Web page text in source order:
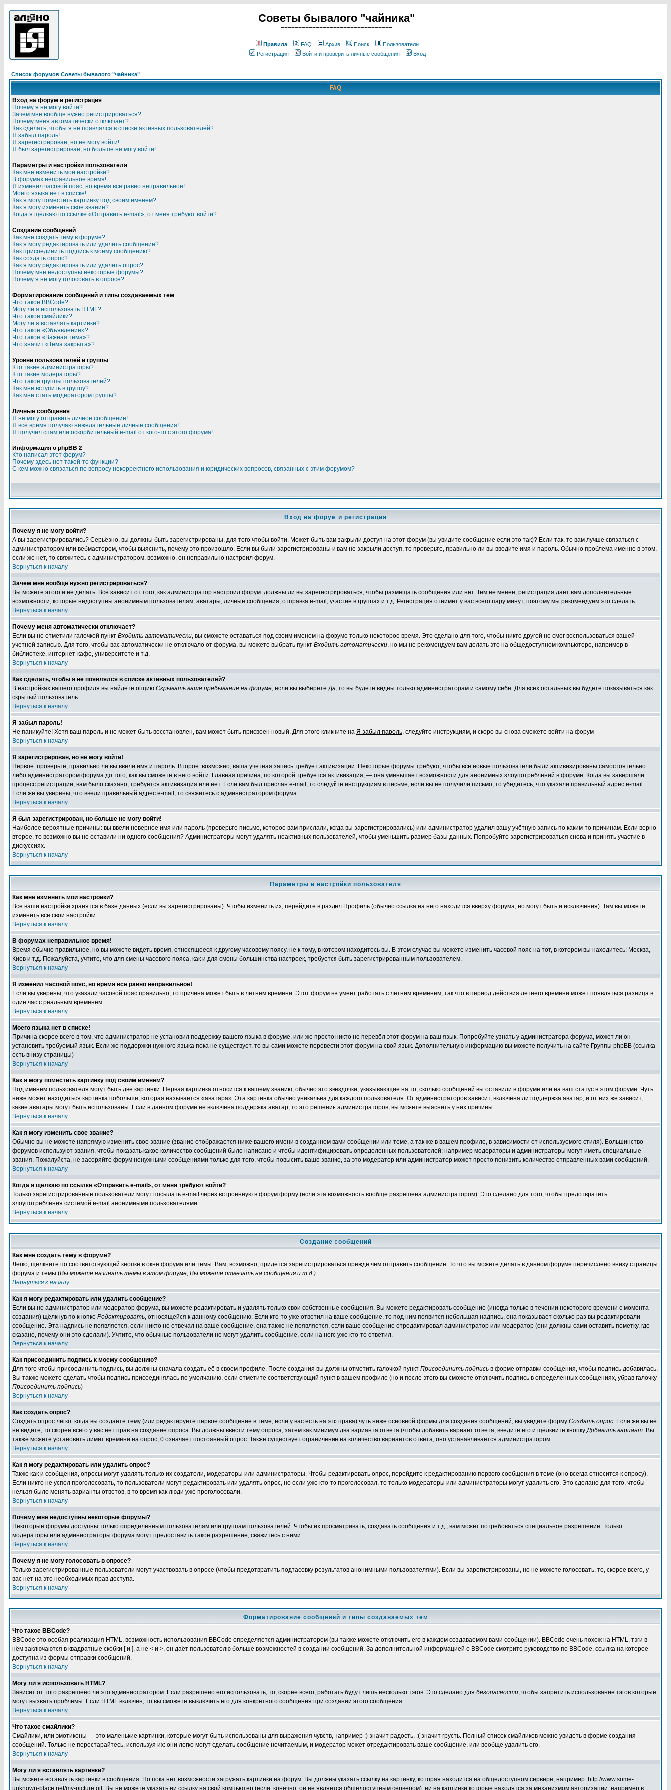
Советы бывалого "чайника"
================================
Правила FAQ Архив Поиск
Пользователи
Регистрация
Войти и проверить личные сообщения Вход
Список форумов Советы бывалого "чайника"
FAQ
Вход на форум и регистрация
Почему я не могу войти?
Зачем мне вообще нужно регистрироваться?
Почему меня автоматически отключает?
Как сделать, чтобы я не появлялся в списке активных пользователей?
Я забыл пароль!
Я зарегистрирован, но не могу войти!
Я был зарегистрирован, но больше не могу войти!
Параметры и настройки пользователя
Как мне изменить мои настройки?
В форумах неправильное время!
Я изменил часовой пояс, но время все равно неправильное!
Моего языка нет в списке!
Как я могу поместить картинку под своим именем?
Как я могу изменить свое звание?
Когда я щёлкаю по ссылке «Отправить e-mail», от меня требуют войти?
Создание сообщений
Как мне создать тему в форуме?
Как я могу редактировать или удалить сообщение?
Как присоединить подпись к моему сообщению?
Как создать опрос?
Как я могу редактировать или удалить опрос?
Почему мне недоступны некоторые форумы?
Почему я не могу голосовать в опросе?
Форматирование сообщений и типы создаваемых тем
Что такое BBCode?
Могу ли я использовать HTML?
Что такое смайлики?
Могу ли я вставлять картинки?
Что такое «Объявление»?
Что такое «Важная тема»?
Что значит «Тема закрыта»?
Уровни пользователей и группы
Кто такие администраторы?
Кто такие модераторы?
Что такое группы пользователей?
Как мне вступить в группу?
Как мне стать модератором группы?
Личные сообщения
Я не могу отправить личное сообщение!
Я всё время получаю нежелательные личные сообщения!
Я получил спам или оскорбительный e-mail от кого-то с этого форума!
Информация о phpBB 2
Кто написал этот форум?
Почему здесь нет такой-то функции?
С кем можно связаться по вопросу некорректного использования и юридических вопросов, связанных с этим форумом?
Вход на форум и регистрация
Почему я не могу войти?
А вы зарегистрировались? Серьёзно, вы должны быть зарегистрированы, для того чтобы войти. Может быть вам закрыли доступ на этот форум (вы увидите сообщение если это так)? Если так, то вам лучше связаться с
администратором или вебмастером, чтобы выяснить, почему это произошло. Если вы были зарегистрированы и вам не закрыли доступ, то проверьте, правильно ли вы вводите имя и пароль. Обычно проблема именно в этом,
если же нет, то свяжитесь с администратором, возможно, он неправильно настроил форум.
Вернуться к началу
Зачем мне вообще нужно регистрироваться?
Вы можете этого и не делать. Всё зависит от того, как администратор настроил форум: должны ли вы зарегистрироваться, чтобы размещать сообщения или нет. Тем не менее, регистрация дает вам дополнительные
возможности, которые недоступны анонимным пользователям: аватары, личные сообщения, отправка e-mail, участие в группах и т.д. Регистрация отнимет у вас всего пару минут, поэтому мы рекомендуем это сделать.
Вернуться к началу
Почему меня автоматически отключает?
Если вы не отметили галочкой пункт Входить автоматически, вы сможете оставаться под своим именем на форуме только некоторое время. Это сделано для того, чтобы никто другой не смог воспользоваться вашей
учетной записью. Для того, чтобы вас автоматически не отключало от форума, вы можете выбрать пункт Входить автоматически, но мы не рекомендуем вам делать это на общедоступном компьютере, например в
библиотеке, интернет-кафе, университете и т.д.
Вернуться к началу
Как сделать, чтобы я не появлялся в списке активных пользователей?
В настройках вашего профиля вы найдете опцию Скрывать ваше пребывание на форуме, если вы выберетеДа, то вы будете видны только администраторам и самому себе. Для всех остальных вы будете показываться как
скрытый пользователь.
Вернуться к началу
Я забыл пароль!
Не паникуйте! Хотя ваш пароль и не может быть восстановлен, вам может быть присвоен новый. Для этого кликните на Я забыл пароль, следуйте инструкциям, и скоро вы снова сможете войти на форум
Вернуться к началу
Я зарегистрирован, но не могу войти!
Первое: проверьте, правильно ли вы ввели имя и пароль. Второе: возможно, ваша учетная запись требует активизации. Некоторые форумы требуют, чтобы все новые пользователи были активизированы самостоятельно
либо администратором форума до того, как вы сможете в него войти. Главная причина, по которой требуется активизация, — она уменьшает возможности для анонимных злоупотреблений в форуме. Когда вы завершали
процесс регистрации, вам было сказано, требуется активизация или нет. Если вам был прислан e-mail, то следуйте инструкциям в письме, если вы не получили письмо, то убедитесь, что указали правильный адрес e-mail.
Если же вы уверены, что ввели правильный адрес e-mail, то свяжитесь с администратором форума.
Вернуться к началу
Я был зарегистрирован, но больше не могу войти!
Наиболее вероятные причины: вы ввели неверное имя или пароль (проверьте письмо, которое вам прислали, когда вы зарегистрировались) или администратор удалил вашу учётную запись по каким-то причинам. Если верно
второе, то возможно вы не оставили ни одного сообщения? Администраторы могут удалять неактивных пользователей, чтобы уменьшить размер базы данных. Попробуйте зарегистрироваться снова и принять участие в
дискуссиях.
Вернуться к началу
Параметры и настройки пользователя
Как мне изменить мои настройки?
Все ваши настройки хранятся в базе данных (если вы зарегистрированы). Чтобы изменить их, перейдите в раздел Профиль (обычно ссылка на него находится вверху форума, но могут быть и исключения). Там вы можете
изменить все свои настройки
Вернуться к началу
В форумах неправильное время!
Время обычно правильное, но вы можете видеть время, относящееся к другому часовому поясу, не к тому, в котором находитесь вы. В этом случае вы можете изменить часовой пояс на тот, в котором вы находитесь: Москва,
Киев и т.д. Пожалуйста, учтите, что для смены часового пояса, как и для смены большинства настроек, требуется быть зарегистрированным пользователем.
Вернуться к началу
Я изменил часовой пояс, но время все равно неправильное!
Если вы уверены, что указали часовой пояс правильно, то причина может быть в летнем времени. Этот форум не умеет работать с летним временем, так что в период действия летнего времени может появляться разница в
один час с реальным временем.
Вернуться к началу
Моего языка нет в списке!
Причина скорее всего в том, что администратор не установил поддержку вашего языка в форуме, или же просто никто не перевёл этот форум на ваш язык. Попробуйте узнать у администратора форума, может ли он
установить требуемый язык. Если же поддержки нужного языка пока не существует, то вы сами можете перевести этот форум на свой язык. Дополнительную информацию вы можете получить на сайте Группы phpBB (ссылка
есть внизу страницы)
Вернуться к началу
Как я могу поместить картинку под своим именем?
Под именем пользователя могут быть две картинки. Первая картинка относится к вашему званию, обычно это звёздочки, указывающие на то, сколько сообщений вы оставили в форуме или на ваш статус в этом форуме. Чуть
ниже может находиться картинка побольше, которая называется «аватара». Эта картинка обычно уникальна для каждого пользователя. От администраторов зависит, включена ли поддержка аватар, и от них же зависит,
какие аватары могут быть использованы. Если в данном форуме не включена поддержка аватар, то это решение администраторов, вы можете выяснить у них причины.
Вернуться к началу
Как я могу изменить свое звание?
Обычно вы не можете напрямую изменить свое звание (звание отображается ниже вашего имени в созданном вами сообщении или теме, а так же в вашем профиле, в зависимости от используемого стиля). Большинство
форумов используют звания, чтобы показать какое количество сообщений было написано и чтобы идентифицировать определенных пользователей: например модераторы и администраторы могут иметь специальные
звания. Пожалуйста, не засоряйте форум ненужными сообщениями только для того, чтобы повысить ваше звание, за это модератор или администратор может просто понизить количество отправленных вами сообщений.
Вернуться к началу
Когда я щёлкаю по ссылке «Отправить e-mail», от меня требуют войти?
Только зарегистрированные пользователи могут посылать e-mail через встроенную в форум форму (если эта возможность вообще разрешена администратором). Это сделано для того, чтобы предотвратить
злоупотребления системой e-mail анонимными пользователями.
Вернуться к началу
Создание сообщений
Как мне создать тему в форуме?
Легко, щёлкните по соответствующей кнопке в окне форума или темы. Вам, возможно, придется зарегистрироваться прежде чем отправить сообщение. То что вы можете делать в данном форуме перечислено внизу страницы
форума и темы (Вы можете начинать темы в этом форуме, Вы можете отвечать на сообщения и т.д.)
Вернуться к началу
Как я могу редактировать или удалить сообщение?
Если вы не администратор или модератор форума, вы можете редактировать и удалять только свои собственные сообщения. Вы можете редактировать сообщение (иногда только в течении некоторого времени с момента
создания) щёлкнув по кнопке Редактировать, относящейся к данному сообщению. Если кто-то уже ответил на ваше сообщение, то под ним появится небольшая надпись, она показывает сколько раз вы редактировали
сообщение. Эта надпись не появляется, если никто не отвечал на ваше сообщение, она также не появляется, если ваше сообщение отредактировал администратор или модератор (они должны сами оставить пометку, где
сказано, почему они это сделали). Учтите, что обычные пользователи не могут удалить сообщение, если на него уже кто-то ответил.
Вернуться к началу
Как присоединить подпись к моему сообщению?
Для того чтобы присоединить подпись, вы должны сначала создать её в своем профиле. После создания вы должны отметить галочкой пункт Присоединить подпись в форме отправки сообщения, чтобы подпись добавилась.
Вы также можете сделать чтобы подпись присоединялась по умолчанию, если отметите соответствующий пункт в вашем профиле (но и после этого вы сможете отключить подпись в определенных сообщениях, убрав галочку
Присоединить подпись)
Вернуться к началу
Как создать опрос?
Создать опрос легко: когда вы создаёте тему (или редактируете первое сообщение в теме, если у вас есть на это права) чуть ниже основной формы для создания сообщений, вы увидите форму Создать опрос. Если же вы её
не видите, то скорее всего у вас нет прав на создание опроса. Вы должны ввести тему опроса, затем как минимум два варианта ответа (чтобы добавить вариант ответа, введите его и щёлкните кнопкуДобавить вариант. Вы
также можете установить лимит времени на опрос, 0 означает постоянный опрос. Также существует ограничение на количество вариантов ответа, оно устанавливается администратором.
Вернуться к началу
Как я могу редактировать или удалить опрос?
Также как и сообщения, опросы могут удалять только их создатели, модераторы или администраторы. Чтобы редактировать опрос, перейдите к редактированию первого сообщения в теме (оно всегда относится к опросу).
Если никто не успел проголосовать, то пользователи могут редактировать или удалять опрос, но если уже кто-то проголосовал, то только модераторы или администраторы могут удалить его. Это сделано для того, чтобы
нельзя было менять варианты ответов, в то время как люди уже проголосовали.
Вернуться к началу
Почему мне недоступны некоторые форумы?
Некоторые форумы доступны только определённым пользователям или группам пользователей. Чтобы их просматривать, создавать сообщения и т.д., вам может потребоваться специальное разрешение. Только
модераторы или администраторы форума могут предоставить такое разрешение, свяжитесь с ними.
Вернуться к началу
Почему я не могу голосовать в опросе?
Только зарегистрированные пользователи могут участвовать в опросе (чтобы предотвратить подтасовку результатов анонимными пользователями). Если вы зарегистрированы, но не можете голосовать, то, скорее всего, у
вас нет на это необходимых прав доступа.
Вернуться к началу
Форматирование сообщений и типы создаваемых тем
Что такое BBCode?
BBCode это особая реализация HTML, возможность использования BBCode определяется администратором (вы также можете отключить его в каждом создаваемом вами сообщении). BBCode очень похож на HTML, тэги в
нём заключаются в квадратные скобки [ и ], а не < и >, он даёт пользователю больше возможностей в создании сообщений. За дополнительной информацией о BBCode смотрите руководство по BBCode, ссылка на которое
доступна из формы отправки сообщений.
Вернуться к началу
Могу ли я использовать HTML?
Зависит от того разрешено ли это администратором. Если разрешено его использовать, то, скорее всего, работать будут лишь несколько тэгов. Это сделано для безопасности, чтобы запретить использование тэгов которые
могут вызвать проблемы. Если HTML включён, то вы сможете выключить его для конкретного сообщения при создании этого сообщения.
Вернуться к началу
Что такое смайлики?
Смайлики, или эмотиконы — это маленькие картинки, которые могут быть использованы для выражения чувств, например :) значит радость, :( значит грусть. Полный список смайликов можно увидеть в форме создания
сообщений. Только не перестарайтесь, используя их: они легко могут сделать сообщение нечитаемым, и модератор может отредактировать ваше сообщение, или вообще удалить его.
Вернуться к началу
Могу ли я вставлять картинки?
Вы можете вставлять картинки в сообщения. Но пока нет возможности загружать картинки на форум. Вы должны указать ссылку на картинку, которая находится на общедоступном сервере, например: http://www.some-
unknown-place.net/my-picture.gif. Вы не можете указать ни ссылку на свой компьютер (если, конечно, он не является общедоступным сервером), ни на картинки которые находятся за механизмом авторизации, например в